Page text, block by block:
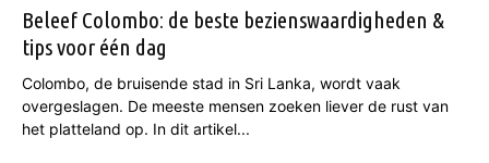
Beleef Colombo: de beste bezienswaardigheden &
tips voor één dag
Colombo, de bruisende stad in Sri Lanka, wordt vaak
overgeslagen. De meeste mensen zoeken liever de rust van
het platteland op. In dit artikel...